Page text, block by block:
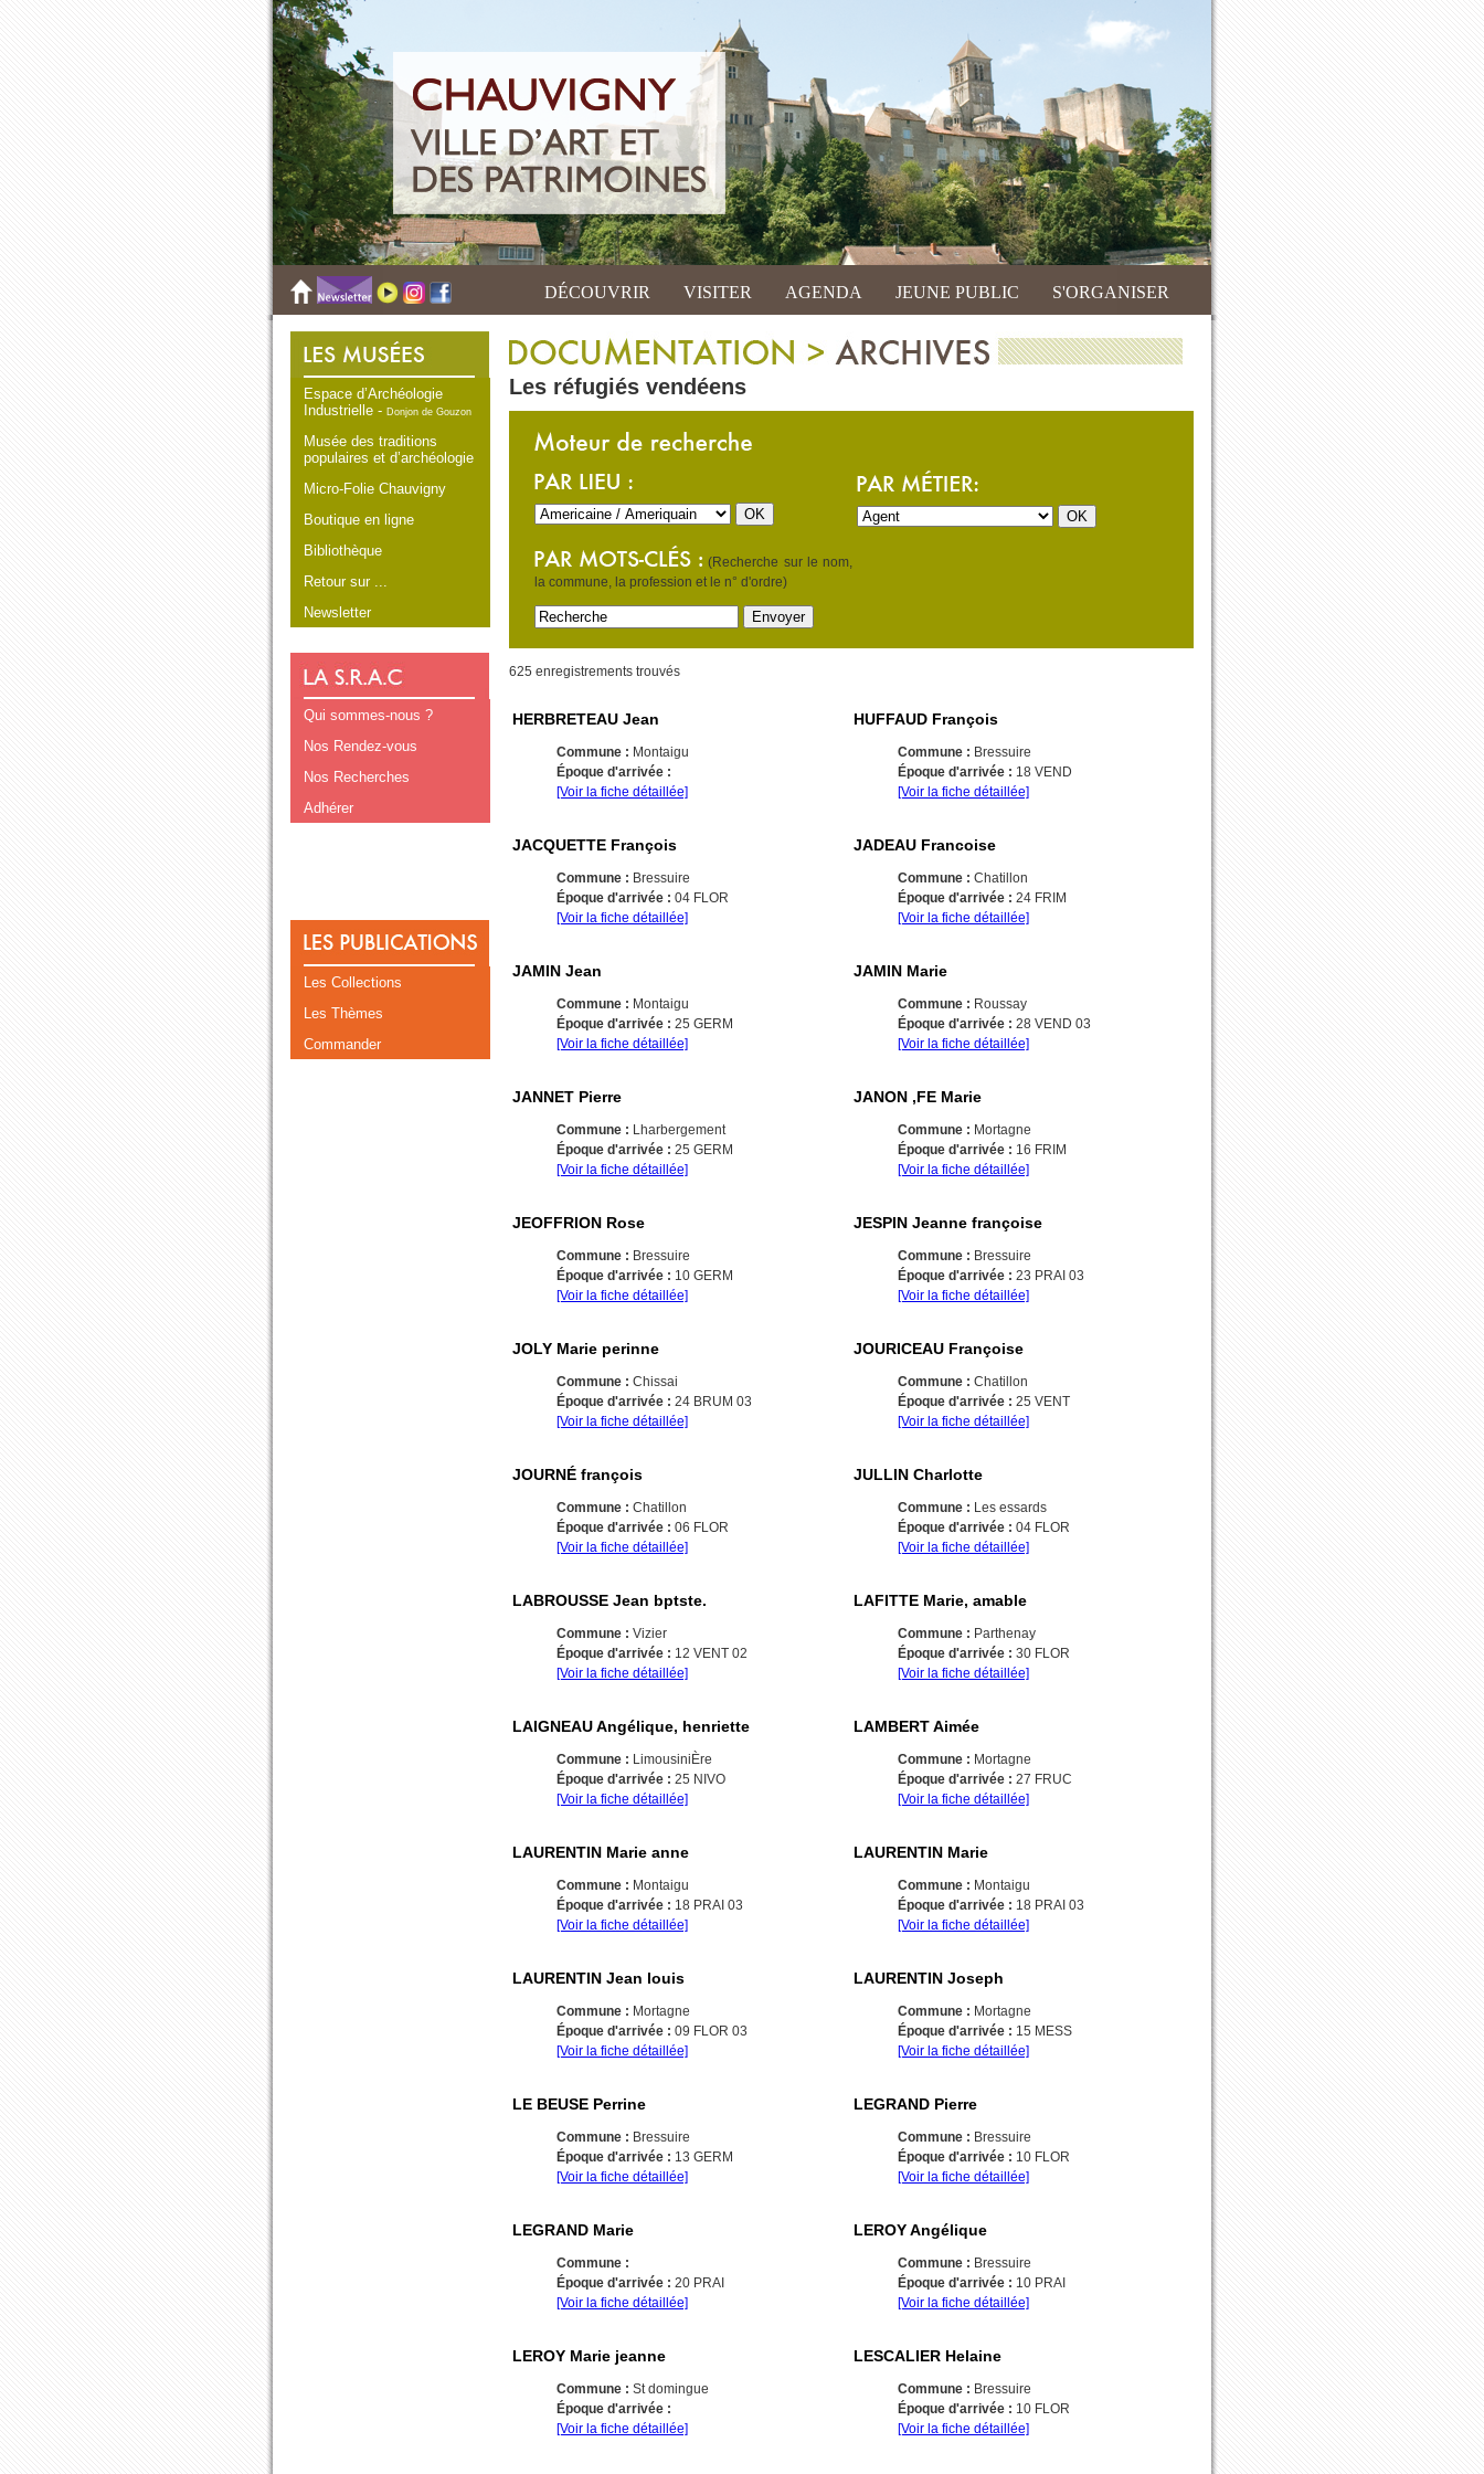
DÉCOUVRIR VISITER AGENDA JEUNE PUBLIC S'ORGANISER
Espace d’Archéologie
Industrielle -Donjon de Gouzon
Musée des traditions
populaires et d’archéologie
Micro-Folie Chauvigny
Boutique en ligne
Bibliothèque
Retour sur ...
Newsletter
Qui sommes-nous ?
Nos Rendez-vous
Nos Recherches
Adhérer
Les Collections
Les Thèmes
Commander
Les réfugiés vendéens
(Recherche sur le nom,
la commune, la profession et le n° d'ordre)
625 enregistrements trouvés
HERBRETEAU Jean
Commune : Montaigu
Époque d'arrivée :
[Voir la fiche détaillée]
HUFFAUD François
Commune : Bressuire
Époque d'arrivée : 18 VEND
[Voir la fiche détaillée]
JACQUETTE François
Commune : Bressuire
Époque d'arrivée : 04 FLOR
[Voir la fiche détaillée]
JADEAU Francoise
Commune : Chatillon
Époque d'arrivée : 24 FRIM
[Voir la fiche détaillée]
JAMIN Jean
Commune : Montaigu
Époque d'arrivée : 25 GERM
[Voir la fiche détaillée]
JAMIN Marie
Commune : Roussay
Époque d'arrivée : 28 VEND 03
[Voir la fiche détaillée]
JANNET Pierre
Commune : Lharbergement
Époque d'arrivée : 25 GERM
[Voir la fiche détaillée]
JANON ,FE Marie
Commune : Mortagne
Époque d'arrivée : 16 FRIM
[Voir la fiche détaillée]
JEOFFRION Rose
Commune : Bressuire
Époque d'arrivée : 10 GERM
[Voir la fiche détaillée]
JESPIN Jeanne françoise
Commune : Bressuire
Époque d'arrivée : 23 PRAI 03
[Voir la fiche détaillée]
JOLY Marie perinne
Commune : Chissai
Époque d'arrivée : 24 BRUM 03
[Voir la fiche détaillée]
JOURICEAU Françoise
Commune : Chatillon
Époque d'arrivée : 25 VENT
[Voir la fiche détaillée]
JOURNÉ françois
Commune : Chatillon
Époque d'arrivée : 06 FLOR
[Voir la fiche détaillée]
JULLIN Charlotte
Commune : Les essards
Époque d'arrivée : 04 FLOR
[Voir la fiche détaillée]
LABROUSSE Jean bptste.
Commune : Vizier
Époque d'arrivée : 12 VENT 02
[Voir la fiche détaillée]
LAFITTE Marie, amable
Commune : Parthenay
Époque d'arrivée : 30 FLOR
[Voir la fiche détaillée]
LAIGNEAU Angélique, henriette
Commune : LimousiniÈre
Époque d'arrivée : 25 NIVO
[Voir la fiche détaillée]
LAMBERT Aimée
Commune : Mortagne
Époque d'arrivée : 27 FRUC
[Voir la fiche détaillée]
LAURENTIN Marie anne
Commune : Montaigu
Époque d'arrivée : 18 PRAI 03
[Voir la fiche détaillée]
LAURENTIN Marie
Commune : Montaigu
Époque d'arrivée : 18 PRAI 03
[Voir la fiche détaillée]
LAURENTIN Jean louis
Commune : Mortagne
Époque d'arrivée : 09 FLOR 03
[Voir la fiche détaillée]
LAURENTIN Joseph
Commune : Mortagne
Époque d'arrivée : 15 MESS
[Voir la fiche détaillée]
LE BEUSE Perrine
Commune : Bressuire
Époque d'arrivée : 13 GERM
[Voir la fiche détaillée]
LEGRAND Pierre
Commune : Bressuire
Époque d'arrivée : 10 FLOR
[Voir la fiche détaillée]
LEGRAND Marie
Commune :
Époque d'arrivée : 20 PRAI
[Voir la fiche détaillée]
LEROY Angélique
Commune : Bressuire
Époque d'arrivée : 10 PRAI
[Voir la fiche détaillée]
LEROY Marie jeanne
Commune : St domingue
Époque d'arrivée :
[Voir la fiche détaillée]
LESCALIER Helaine
Commune : Bressuire
Époque d'arrivée : 10 FLOR
[Voir la fiche détaillée]